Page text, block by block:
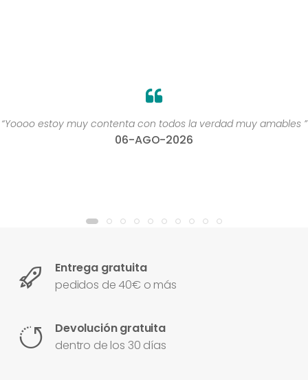
“Yoooo estoy muy contenta con todos la verdad muy amables ”
06-AGO-2026
Entrega gratuita
pedidos de 40€ o más
Devolución gratuita
dentro de los 30 días